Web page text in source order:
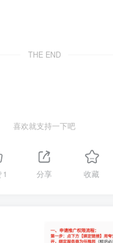
THE END
喜欢就支持一下吧
1 分享 收藏